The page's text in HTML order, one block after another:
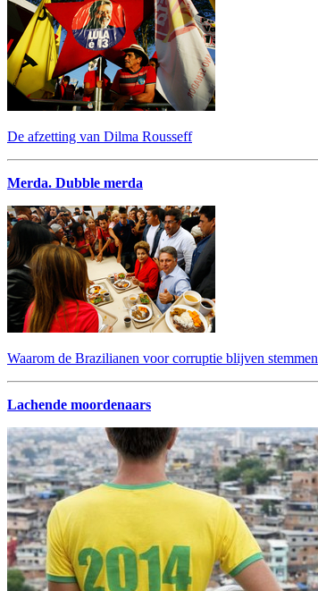
De afzetting van Dilma Rousseff
Merda. Dubble merda
Waarom de Brazilianen voor corruptie blijven stemmen
Lachende moordenaars